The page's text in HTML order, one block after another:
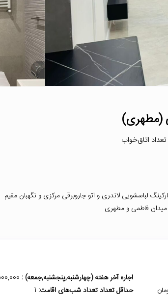
(مطهری)
لباسشویی لاندری و اتو جاروبرقی مرکزی و نگهبان مقیم
اجاره آخر هفته (چهارشنبه,پنجشنبه,جمعه) :
حداقل تعداد تعداد شب‌های اقامت: